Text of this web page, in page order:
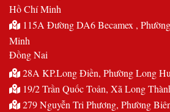
Hồ Chí Minh
115A Đường DA6 Becamex ,
Minh
Đồng Nai
28A KP.Long Điền, Phường Long
19/2 Trần Quốc Toản, Xã Long
279 Nguyễn Tri Phương, Phường